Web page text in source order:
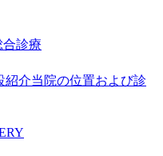
合診療
紹介当院の位置および診